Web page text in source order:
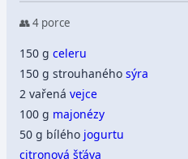
👥 4 porce
150 gceleru
150 g strouhanéhosýra
2 vařenávejce
100 g majonézy
50 g bílého jogurtu
citronová šťáva